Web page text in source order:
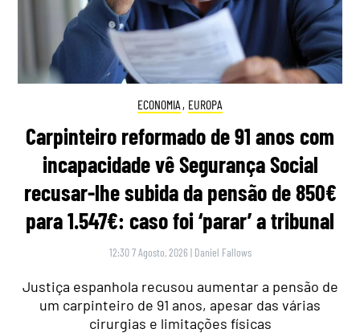
ECONOMIA , EUROPA
Carpinteiro reformado de 91 anos com
incapacidade vê Segurança Social
recusar-lhe subida da pensão de 850€
para 1.547€: caso foi ‘parar’ a tribunal
12:30 7 Agosto, 2026 | Daniel Fallows
Justiça espanhola recusou aumentar a pensão de
um carpinteiro de 91 anos, apesar das várias
cirurgias e limitações físicas